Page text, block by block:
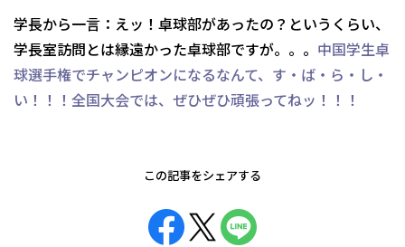
学長から一言：えッ！卓球部があったの？というくらい、
学長室訪問とは縁遠かった卓球部ですが。。。 中国学生卓
球選手権でチャンピオンになるなんて、す・ば・ら・し・
い！！！全国大会では、ぜひぜひ頑張ってねッ！！！
この記事をシェアする